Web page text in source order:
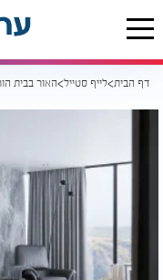
דף הבית לייף סטייל